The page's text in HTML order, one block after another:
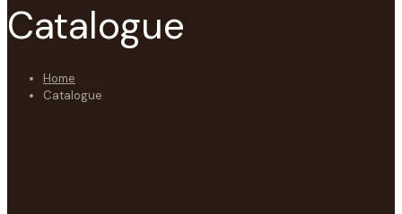
Catalogue
Home
Catalogue